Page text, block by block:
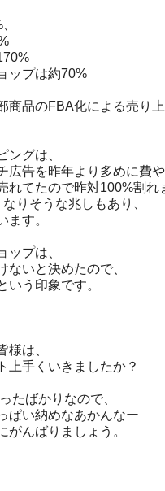
ップは約70%
商品のFBA化による売り
ングは、
広告を昨年より多めに費や
れてたので昨対100%割れ
りそうな兆しもあり、
ます。
ップは、
ないと決めたので、
いう印象です。
様は、
上手くいきましたか？
たばかりなので、
ぱい納めなあかんなー
がんばりましょう。